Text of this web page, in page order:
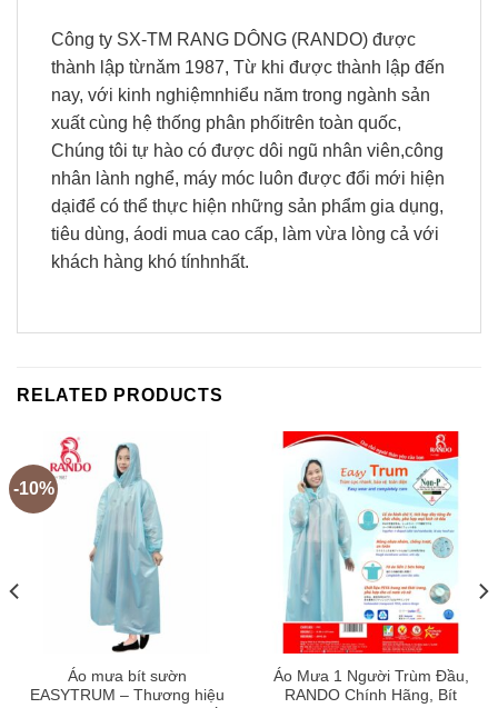
Công ty SX-TM RANG DÔNG (RANDO) được
thành lập từnǎm 1987, Từ khi được thành lập đến
nay, với kinh nghiệmnhiểu năm trong ngành sản
xuất cùng hệ thống phân phốitrên toàn quốc,
Chúng tôi tự hào có được dôi ngũ nhân viên,công
nhân lành nghể, máy móc luôn được đổi mới hiện
dạiđể có thể thực hiện những sản phẩm gia dụng,
tiêu dùng, áodi mua cao cấp, làm vừa lòng cả với
khách hàng khó tínhnhất.
RELATED PRODUCTS
-10%
Áo mưa bít sườn
EASYTRUM – Thương hiệu
Áo Mưa 1 Người Trùm Đầu,
RANDO Chính Hãng, Bít